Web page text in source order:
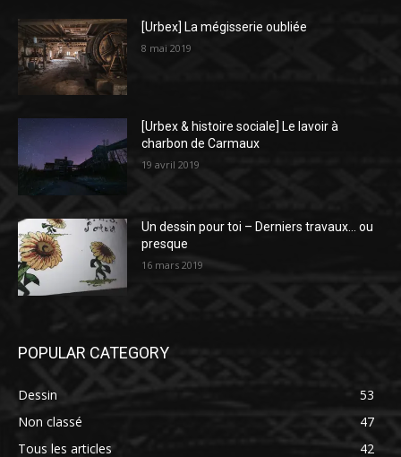
[Urbex] La mégisserie oubliée
8 mai 2019
[Urbex & histoire sociale] Le lavoir à
charbon de Carmaux
19 avril 2019
Un dessin pour toi – Derniers travaux… ou
presque
16 mars 2019
POPULAR CATEGORY
Dessin
53
Non classé
47
Tous les articles
42